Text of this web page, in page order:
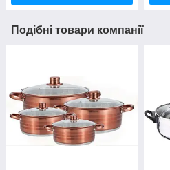
Подібні товари компанії